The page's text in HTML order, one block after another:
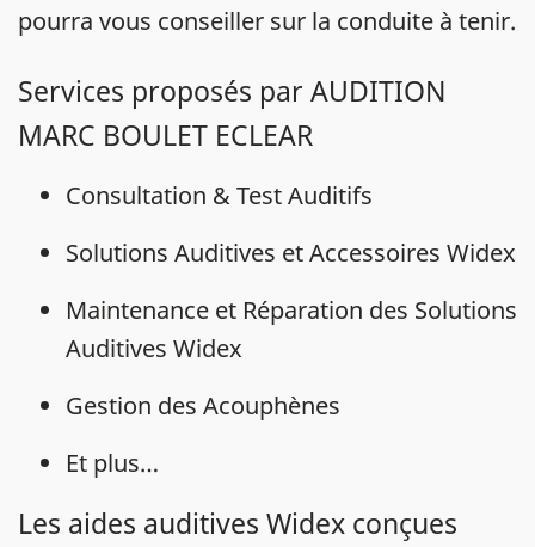
pourra vous conseiller sur la conduite à tenir.
Services proposés par AUDITION
MARC BOULET ECLEAR
Consultation & Test Auditifs
Solutions Auditives et Accessoires Widex
Maintenance et Réparation des Solutions
Auditives Widex
Gestion des Acouphènes
Et plus…
Les aides auditives Widex conçues